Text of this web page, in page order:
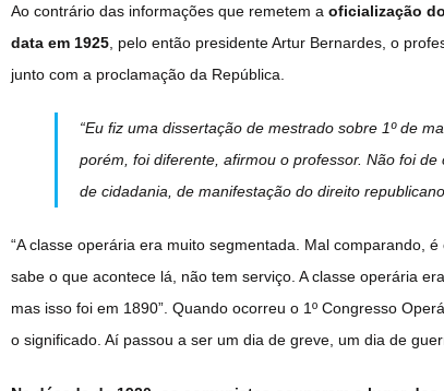
Ao contrário das informações que remetem a oficialização
data em 1925 , pelo então presidente Artur Bernardes, o
junto com a proclamação da República.
“Eu fiz uma dissertação de mestrado sobre 1º de
porém, foi diferente, afirmou o professor. Não foi
de cidadania, de manifestação do direito
“A classe operária era muito segmentada. Mal comparando,
sabe o que acontece lá, não tem serviço. A classe operária
mas isso foi em 1890”. Quando ocorreu o 1º Congresso
o significado. Aí passou a ser um dia de greve, um dia de